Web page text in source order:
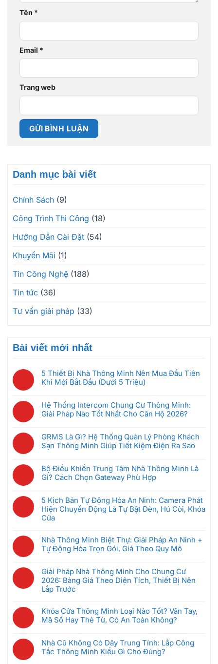
Tên *
Email *
Trang web
Danh mục bài viết
Chính Sách (9)
Công Trình Thi Công (18)
Hướng Dẫn Cài Đặt (54)
Khuyến Mãi (1)
Tin Công Nghệ (188)
Tin tức (36)
Tư vấn giải pháp (33)
Bài viết mới nhất
5 Thiết Bị Nhà Thông Minh Nên Mua Đầu Tiên
Khi Mới Bắt Đầu (Dưới 5 Triệu)
có
bình
luận
5
Thiết
Thông
Minh
Mua
Đầu
Tiên
Bắt
Đầu
5
Triệu)
Hệ Thống Intercom Chung Cư Thông Minh:
Giải Pháp Nào Tốt Nhất Cho Căn Hộ 2026?
có
bình
luận
Hệ
Thống
Cư
Thông
Minh:
Pháp
Nào
Tốt
Cho
Căn
Hộ
GRMS Là Gì? Hệ Thống Quản Lý Phòng Khách
Sạn Thông Minh Giúp Tiết Kiệm Điện Ra Sao
có
bình
luận
GRMS
Là
Gì?
Thống
Quản
Lý
Khách
Sạn
Thông
Tiết
Kiệm
Ra
Sao
Bộ Điều Khiển Trung Tâm Nhà Thông Minh Là
Gì? Cách Chọn Gateway Phù Hợp
có
bình
luận
ở
Điều
Khiển
Tâm
Nhà
Thông
Minh
Gì?
Cách
Phù
Hợp
5 Kịch Bản Tự Động Hóa An Ninh: Camera Phát
Hiện Chuyển Động Là Tự Bật Đèn, Hú Còi, Khóa
Cửa
có
bình
luận
5
Kịch
Bản
Động
Hóa
An
Camera
Phát
Nhà Thông Minh Biệt Thự: Giải Pháp An Ninh +
Tự Động Hóa Trọn Gói, Giá Theo Quy Mô
có
bình
luận
ở
Thông
Minh
Thự:
Giải
Pháp
Giải Pháp Nhà Thông Minh Cho Chung Cư
2026: Bảng Giá Theo Diện Tích, Thiết Bị Nên
Lắp Trước
có
bình
Giải
Pháp
Khóa Cửa Thông Minh Loại Nào Tốt? Vân Tay,
Mã Số Hay Thẻ Từ, Có An Toàn Không?
có
bình
luận
Nhà Cũ Không Có Dây Trung Tính: Lắp Công
Tắc Thông Minh Kiểu Gì Cho Đúng?